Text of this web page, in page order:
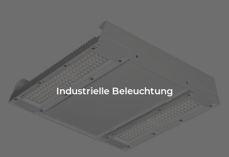
Industrielle Beleuchtung